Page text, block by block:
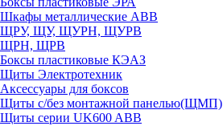
Шкафы металлические ABB
ЩРУ, ЩУ, ЩУРН, ЩУРВ
ЩРН, ЩРВ
Боксы пластиковые КЭАЗ
Щиты Электротехник
Аксессуары для боксов
Щиты с/без монтажной панелью(ЩМП)
Щиты серии UK600 ABB